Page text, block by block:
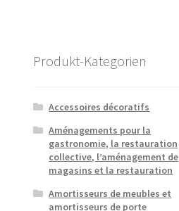
Produkt-Kategorien
Accessoires décoratifs
Aménagements pour la
gastronomie, la restauration
collective, l’aménagement de
magasins et la restauration
Amortisseurs de meubles et
amortisseurs de porte